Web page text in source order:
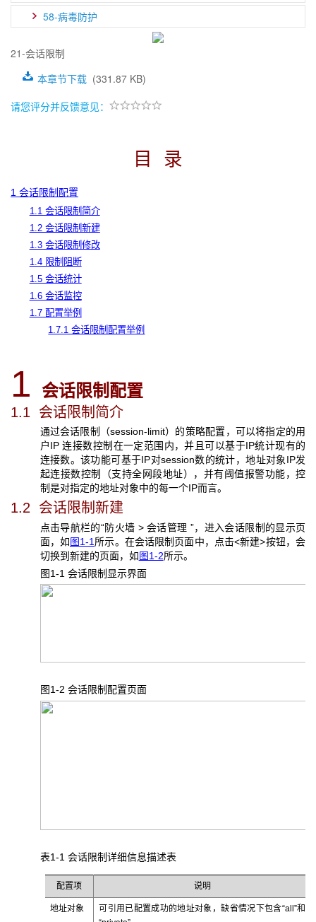
58-病毒防护
21-会话限制
本章节下载 (331.87 KB)
请您评分并反馈意见：
目 录
1 会话限制配置
1.1 会话限制简介
1.2 会话限制新建
1.3 会话限制修改
1.4 限制阻断
1.5 会话统计
1.6 会话监控
1.7 配置举例
1.7.1 会话限制配置举例
1 会话限制配置
1.1 会话限制简介
通过会话限制（session-limit）的策略配置，可以将指定的用
户IP 连接数控制在一定范围内，并且可以基于IP统计现有的
连接数。该功能可基于IP对session数的统计，地址对象IP发
起连接数控制（支持全网段地址），并有阈值报警功能，控
制是对指定的地址对象中的每一个IP而言。
1.2 会话限制新建
点击导航栏的“防火墙 > 会话管理 ”，进入会话限制的显示页
面，如图1-1 所示。在会话限制页面中，点击<新建>按钮，会
切换到新建的页面，如图1-2所示。
图1-1 会话限制显示界面
图1-2 会话限制配置页面
表1-1 会话限制详细信息描述表
配置项 说明
地址对象
可引用已配置成功的地址对象，缺省情况下包含“all”和